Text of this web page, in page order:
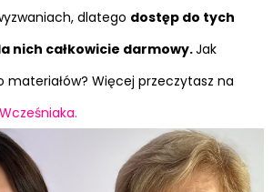
dlatego dostęp do tych
nich całkowicie darmowy.Jak
Więcej przeczytasz na